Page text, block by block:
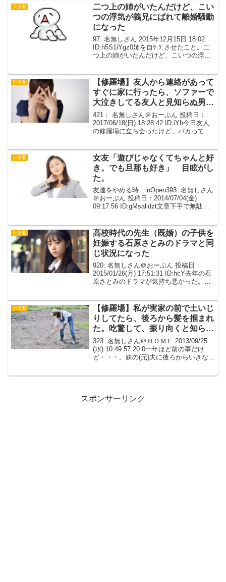
ど、もういっし...
シタ妻
二つ上の姉がいたんだけど、こい
つの浮気が義兄にばれて離婚騒動
になった
97. 名無しさん 2015年12月15日 18:02
ID:h5S1iYgz0姉を自ｻ.ﾂ.させたこと。二
つ上の姉がいたんだけど、こいつの浮気
いてやるからﾀﾋね」「葬...
シタ妻
【修羅場】友人から連絡があって
すぐに家に行ったら、ソファーで
大泣きしてる友人と見知らぬ男が
床に正座していた
421： 名無しさん＠おーぷん 投稿日：
2017/06/18(日) 18:28:42 ID:iYh今日友人
の修羅場に立ち会ったけど、バカってと
お互いのことを知ってると...
シタ妻
女友「遊びじゃなくてちゃんと好
き。でも旦那も好き」 目眩がし
た。
友達をやめる時 inOpen393: 名無しさん
＠おーぷん 投稿日：2014/07/04(金)
09:17:56 ID:gMsalldzt文章下手で無駄に
は大学の同期生...
シタ妻
高校時代の先生（既婚）の子供を
妊娠する石原さとみのドラマと同
じ状況になった
920: 名無しさん＠おーぷん 投稿日：
2015/01/26(月) 17:51:31 ID:hcY去年の石
原さとみのドラマが気持ち悪かった。自
自分は氏ぬかもしれないので...
シタ妻
【修羅場】私が実家の前で土いじ
りしてたら、後ろから髪を掴まれ
た。吃驚して、振り向くと知らな
い男がドナっていた。
323: 名無しさん＠ＨＯＭＥ 2013/09/25
(水) 10:49:57.20 0一年ほど前の事だけ
ど・・・。妹の(元)夫に後ろからいきなり
スポンサーリンク